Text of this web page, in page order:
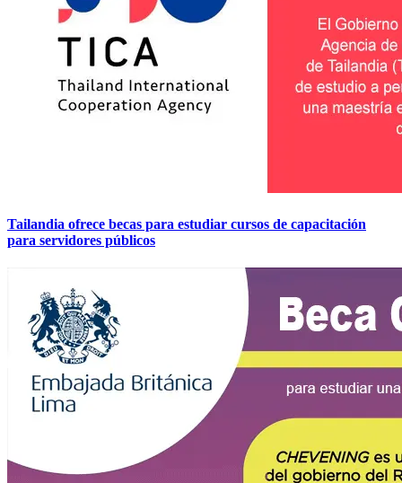
Tailandia ofrece becas para estudiar cursos de capacitación
para servidores públicos